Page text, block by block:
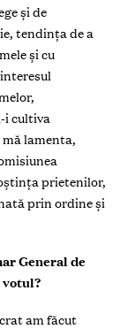
și de
tendința de a
și cu
i cultiva
lamenta,
prietenilor,
prin ordine și
General de
votul?
am făcut